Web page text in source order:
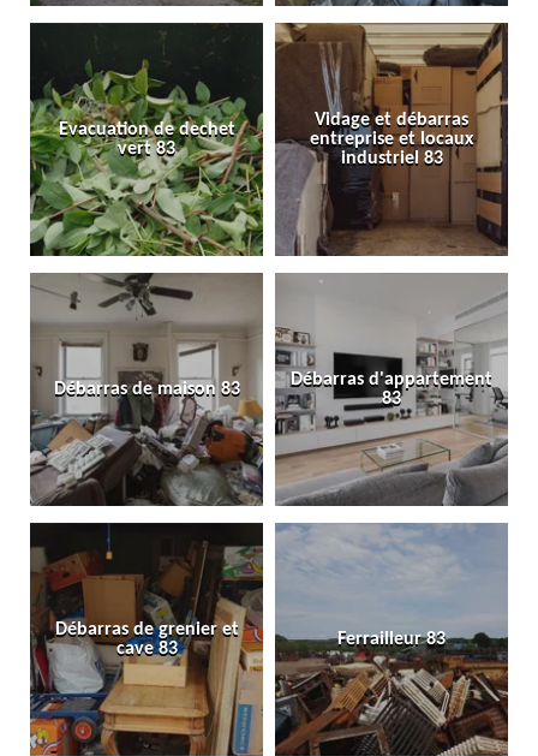
Evacuation de dechet
vert 83
Vidage et débarras
entreprise et locaux
industriel 83
Débarras de maison 83
Débarras d'appartement
83
Débarras de grenier et
cave 83
Ferrailleur 83